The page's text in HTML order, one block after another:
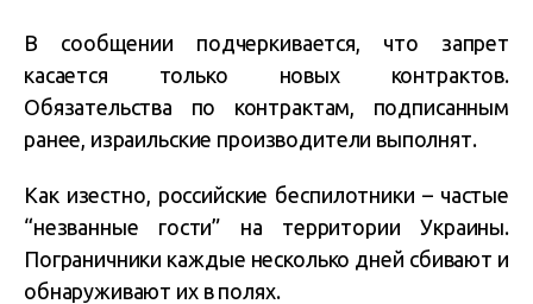
В сообщении подчеркивается, что запрет
касается только новых контрактов.
Обязательства по контрактам, подписанным
ранее, израильские производители выполнят.
Как изестно, российские беспилотники – частые
“незванные гости” на территории Украины.
Пограничники каждые несколько дней сбивают и
обнаруживают их в полях.